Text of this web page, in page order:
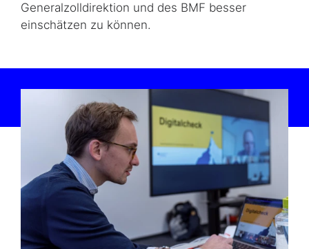
Generalzolldirektion und des BMF besser
einschätzen zu können.